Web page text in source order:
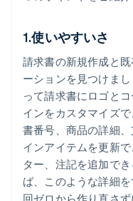
1.使いやすいさ
請求書の新規作成と
ーションを見つけま
って請求書にロゴと
インをカスタマイズ
書番号、商品の詳細
インアイテムを更新
ター、注記を追加で
ば、このような詳細
回ゼロから作り直さず